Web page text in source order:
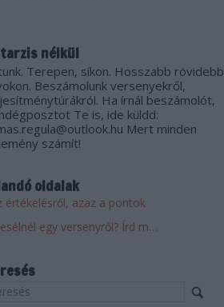
nélkül
Terepen, síkon. Hosszabb rövidebb
Beszámolunk versenyekről,
Ha írnál beszámolót,
Te is, ide küldd:
Mert minden
számít!
oldalak
értékelésről, azaz a pontok
Mesélnél egy versenyről? Írd meg! Küldd el!